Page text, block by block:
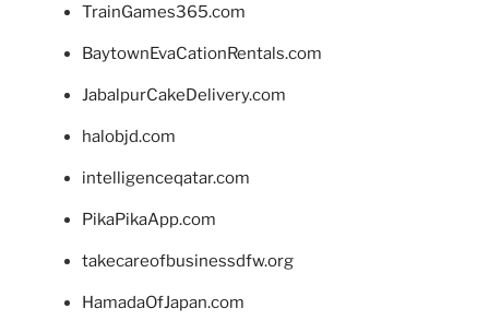
TrainGames365.com
BaytownEvaCationRentals.com
JabalpurCakeDelivery.com
halobjd.com
intelligenceqatar.com
PikaPikaApp.com
takecareofbusinessdfw.org
HamadaOfJapan.com